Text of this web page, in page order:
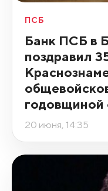
ПСБ
Банк ПСБ в
поздравил
годовщиной
20 июня, 14:35